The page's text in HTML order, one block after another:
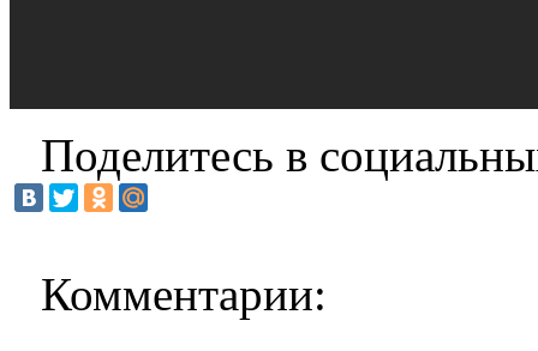
Поделитесь в
Комментарии: